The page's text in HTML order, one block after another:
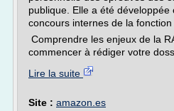
publique. Elle a été développée
concours internes de la
Comprendre les enjeux de la
commencer à rédiger votre
Lire la suite
Site : amazon.es